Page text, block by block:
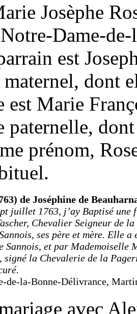
Josèphe
Dame-
est
maternel, dont
est Marie
paternelle,
prénom,
de Joséphine de
juillet 1763, j’ay Baptisé une
Chevalier Seigneur de
ses père et mère. Elle
Sannois, et par
signé la Chevalerie de la
de-la-Bonne-Délivrance,
avec